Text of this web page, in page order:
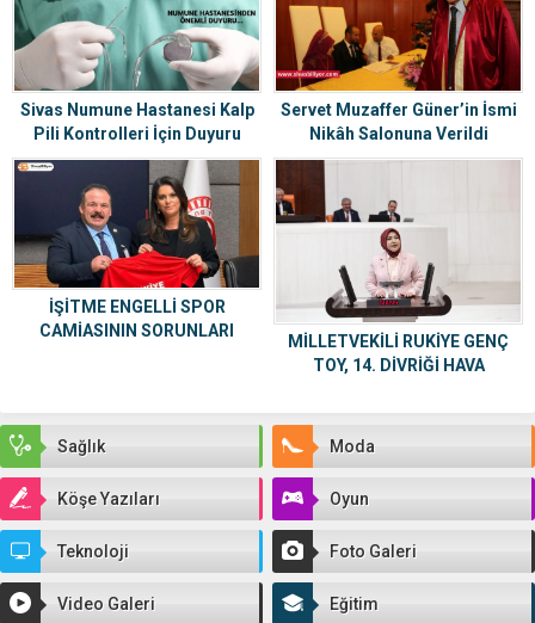
Sivas Numune Hastanesi Kalp
Pili Kontrolleri İçin Duyuru
Servet Muzaffer Güner’in İsmi
Nikâh Salonuna Verildi
İŞİTME ENGELLİ SPOR
CAMİASININ SORUNLARI
MİLLETVEKİLİ RUKİYE GENÇ
TOY, 14. DİVRİĞİ HAVA
GÜNDEMİNE TAŞIDI
Sağlık
Moda
Köşe Yazıları Oyun
Teknoloji Foto Galeri
Video Galeri Eğitim